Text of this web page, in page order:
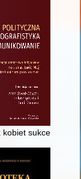
kobiet sukcesu w